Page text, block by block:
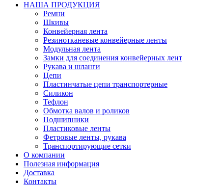
НАША ПРОДУКЦИЯ
Ремни
Шкивы
Конвейерная лента
Резинотканевые конвейерные ленты
Модульная лента
Замки для соединения конвейерных лент
Рукава и шланги
Цепи
Пластинчатые цепи транспортерные
Силикон
Тефлон
Обмотка валов и роликов
Подшипники
Пластиковые ленты
Фетровые ленты, рукава
Транспортирующие сетки
О компании
Полезная информация
Доставка
Контакты